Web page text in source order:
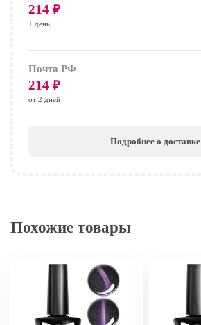
214 ₽
1 день
Почта РФ
214 ₽
от 2 дней
Подробнее о доставке
Похожие товары